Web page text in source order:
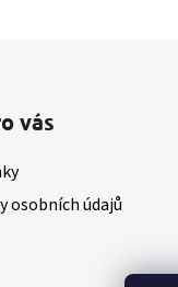
vás
osobních údajů